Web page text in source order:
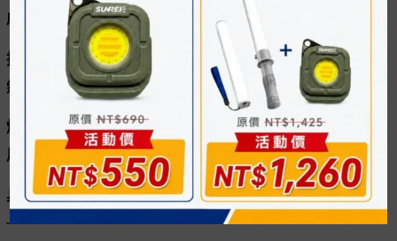
成本。
採用高透光PC材質燈殼，傑出的演色性且發光均勻自
然。
燈具可併在一起，提供明亮集中的照明效果，非常適合
用於室內照明。
具高亮度、高效率、節能省電等優點。